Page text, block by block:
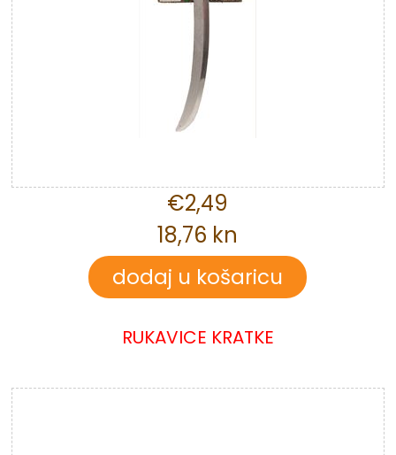
€2,49
18,76 kn
RUKAVICE KRATKE